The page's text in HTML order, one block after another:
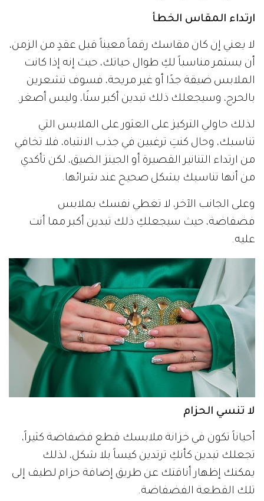
ارتداء المقاس الخطأ
لا يعني إن كان مقاسك رقماً معيناً قبل عقدٍ من الزمن،
أن يستمر مناسباً لكِ طوال حياتك، حيث إنه إذا كانت
الملابس ضيقة جدًا أو غير مريحة، فسوف تشعرين
بالحرج، وسيجعلك ذلك تبدين أكبر سنًا، وليس أصغر.
لذلك حاولي التركيز على العثور على الملابس التي
تناسبك، وحال كنتِ ترغبين في جذب الانتباه، فلا تخافي
من ارتداء التنانير القصيرة أو الجينز الضيق، لكن تأكدي
من أنها تناسبك بشكل صحيح عند شرائها.
وعلى الجانب الآخر، لا تغطي نفسك بملابس
فضفاضة، حيث سيجعلكِ ذلك تبدين أكبر مما أنت
عليه.
لا تنسي الحزام
أحياناً تكون في خزانة ملابسك قطع فضفاضة كثيراً،
تجعلك تبدين كأنكِ ترتدين كيساً بلا شكل، لذلك
يمكنك إظهار أناقتك عن طريق إضافة حزام لطيف إلى
تلك القطعة الفضفاضة.